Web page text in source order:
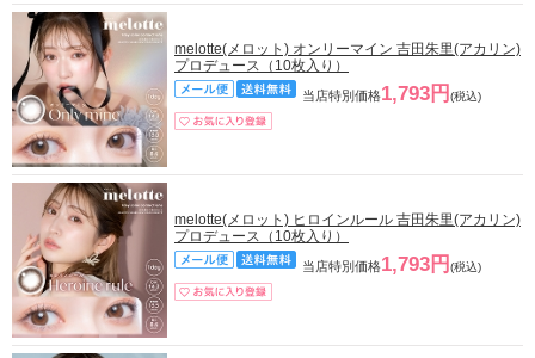
melotte(メロット) オンリーマイン 吉田朱里(アカリン)
プロデュース（10枚入り）
当店特別価格1,793円 (税込)
melotte(メロット) ヒロインルール 吉田朱里(アカリン)
プロデュース（10枚入り）
当店特別価格1,793円 (税込)